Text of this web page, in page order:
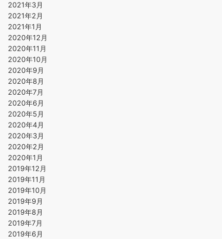
2021年3月
2021年2月
2021年1月
2020年12月
2020年11月
2020年10月
2020年9月
2020年8月
2020年7月
2020年6月
2020年5月
2020年4月
2020年3月
2020年2月
2020年1月
2019年12月
2019年11月
2019年10月
2019年9月
2019年8月
2019年7月
2019年6月